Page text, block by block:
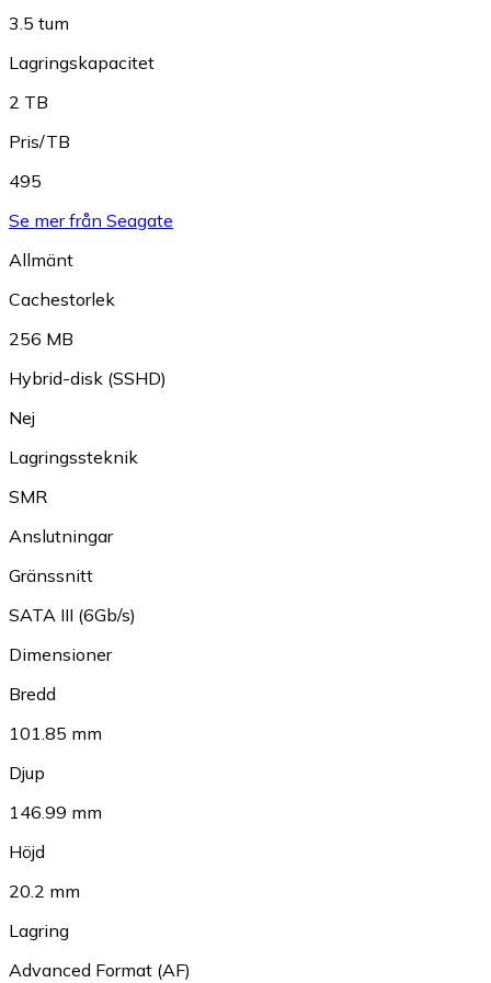
3.5 tum
Lagringskapacitet
2 TB
Pris/TB
495
Se mer från Seagate
Allmänt
Cachestorlek
256 MB
Hybrid-disk (SSHD)
Nej
Lagringssteknik
SMR
Anslutningar
Gränssnitt
SATA III (6Gb/s)
Dimensioner
Bredd
101.85 mm
Djup
146.99 mm
Höjd
20.2 mm
Lagring
Advanced Format (AF)